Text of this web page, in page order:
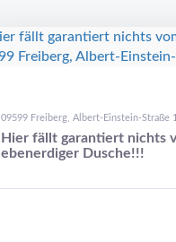
09599 Freiberg, Albert-Einstein-Straße
Hier fällt garantiert nichts
ebenerdiger Dusche!!!